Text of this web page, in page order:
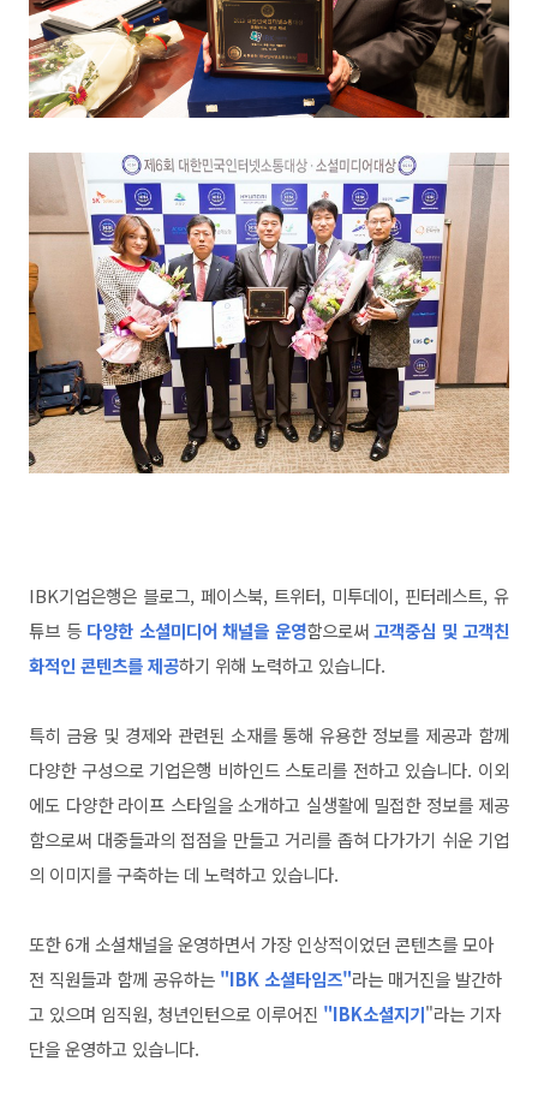
IBK기업은행은 블로그, 페이스북, 트위터, 미투데이, 핀터레스트, 유
튜브 등다양한 소셜미디어 채널을 운영함으로써고객중심 및 고객친
화적인 콘텐츠를 제공하기 위해 노력하고 있습니다.
특히 금융 및 경제와 관련된 소재를 통해 유용한 정보를 제공과 함께
다양한 구성으로 기업은행 비하인드 스토리를 전하고 있습니다. 이외
에도 다양한 라이프 스타일을 소개하고 실생활에 밀접한 정보를 제공
함으로써 대중들과의 접점을 만들고 거리를 좁혀 다가가기 쉬운 기업
의 이미지를 구축하는 데 노력하고 있습니다.
또한6개 소셜채널을 운영하면서 가장 인상적이었던 콘텐츠를 모아
전 직원들과 함께 공유하는 "IBK 소셜타임즈"라는 매거진을 발간하
고 있으며 임직원, 청년인턴으로 이루어진 "IBK소셜지기"라는 기자
단을 운영하고 있습니다.